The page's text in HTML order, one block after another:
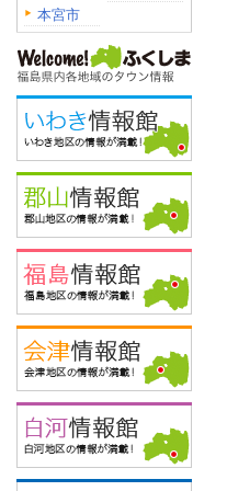
本宮市